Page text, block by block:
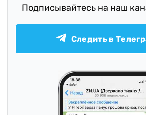
Подписывайтесь на наш
Следить в